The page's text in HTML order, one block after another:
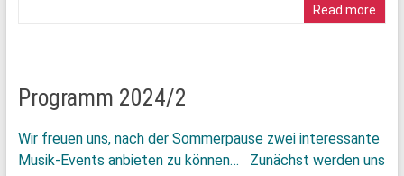
Read more
Programm 2024/2
Wir freuen uns, nach der Sommerpause zwei interessante
Musik-Events anbieten zu können… Zunächst werden uns